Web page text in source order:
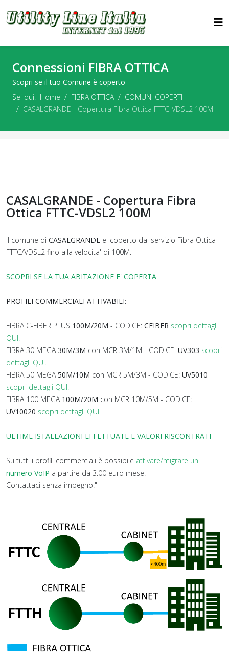
Connessioni FIBRA OTTICA
Scopri se il tuo Comune è coperto
Sei qui: Home FIBRA OTTICA
COMUNI COPERTI
CASALGRANDE - Copertura Fibra Ottica FTTC-VDSL2 100M
CASALGRANDE - Copertura Fibra
Ottica FTTC-VDSL2 100M
Il comune di CASALGRANDE e' coperto dal servizio Fibra Ottica
FTTC/VDSL2 fino alla velocita' di 100M.
SCOPRI SE LA TUA ABITAZIONE E' COPERTA
PROFILI COMMERCIALI ATTIVABILI:
FIBRA C-FIBER PLUS 100M/20M - CODICE: CFIBER scopri dettagli
QUI.
FIBRA 30 MEGA30M/3M con MCR 3M/1M - CODICE: UV303 scopri
dettagli QUI.
FIBRA 50 MEGA50M/10M con MCR 5M/3M - CODICE: UV5010
scopri dettagli QUI.
FIBRA 100 MEGA 100M/20M con MCR 10M/5M - CODICE:
UV10020 scopri dettagli QUI.
ULTIME ISTALLAZIONI EFFETTUATE E VALORI RISCONTRATI
Su tutti i profili commerciali è possibile attivare/migrare un
numero VoIP a partire da 3.00 euro mese.
Contattaci senza impegno!"